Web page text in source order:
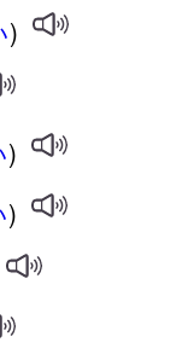
)
)
)